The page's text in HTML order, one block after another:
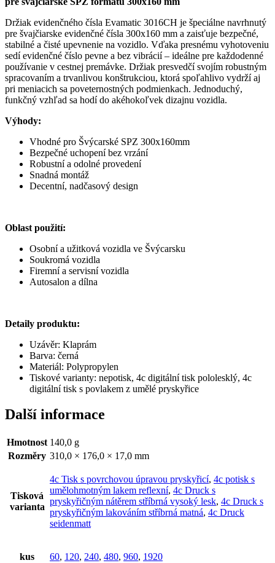
Držiak evidenčného čísla Evamatic 3016CH je špeciálne navrhnutý
pre švajčiarske evidenčné čísla 300x160 mm a zaisťuje bezpečné,
stabilné a čisté upevnenie na vozidlo. Vďaka presnému vyhotoveniu
sedí evidenčné číslo pevne a bez vibrácií – ideálne pre každodenné
používanie v cestnej premávke. Držiak presvedčí svojím robustným
spracovaním a trvanlivou konštrukciou, ktorá spoľahlivo vydrží aj
pri meniacich sa poveternostných podmienkach. Jednoduchý,
funkčný vzhľad sa hodí do akéhokoľvek dizajnu vozidla.
Výhody:
Vhodné pro Švýcarské SPZ 300x160mm
Bezpečné uchopení bez vrzání
Robustní a odolné provedení
Snadná montáž
Decentní, nadčasový design
Oblast použití:
Osobní a užitková vozidla ve Švýcarsku
Soukromá vozidla
Firemní a servisní vozidla
Autosalon a dílna
Detaily produktu:
Uzávěr: Klaprám
Barva: černá
Materiál: Polypropylen
Tiskové varianty: nepotisk, 4c digitální tisk pololesklý, 4c
digitální tisk s povlakem z umělé pryskyřice
Další informace
Hmotnost 140,0 g
Rozměry 310,0 × 176,0 × 17,0 mm
Tisková
varianta
4c Tisk s povrchovou úpravou pryskyřicí, 4c potisk s
umělohmotným lakem reflexní, 4c Druck s
pryskyřičným nátěrem stříbrná vysoký lesk, 4c Druck s
pryskyřičným lakováním stříbrná matná, 4c Druck
seidenmatt
kus 60, 120, 240, 480, 960, 1920